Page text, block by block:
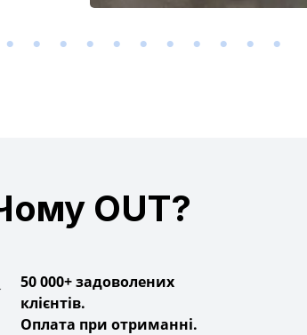
OUT?
50 000+ задоволених
клієнтів.
Оплата при отриманні.